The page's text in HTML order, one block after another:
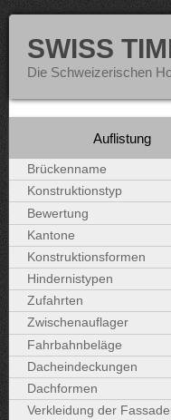
SWISS
Die Schweizerischen
Auflistung
Brückenname
Konstruktionstyp
Bewertung
Kantone
Konstruktionsformen
Hindernistypen
Zufahrten
Zwischenauflager
Fahrbahnbeläge
Dacheindeckungen
Dachformen
Verkleidung der